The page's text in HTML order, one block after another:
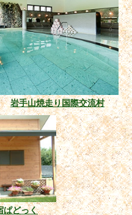
岩手山焼走り国際交流村
ぱどっく